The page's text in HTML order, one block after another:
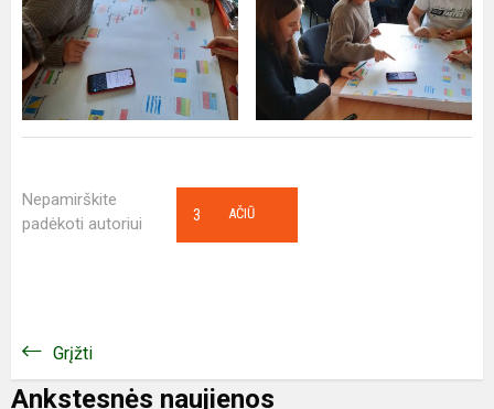
Nepamirškite
padėkoti autoriui
AČIŪ
3
Grįžti
Ankstesnės naujienos